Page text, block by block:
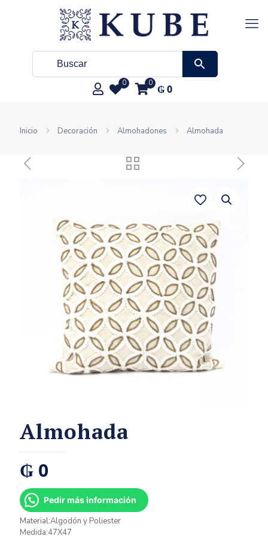
0 0 ₲0
Inicio Decoración Almohadones Almohada
Almohada
₲ 0
Pedir más información
Material:Algodón y Poliester
Medida:47X47